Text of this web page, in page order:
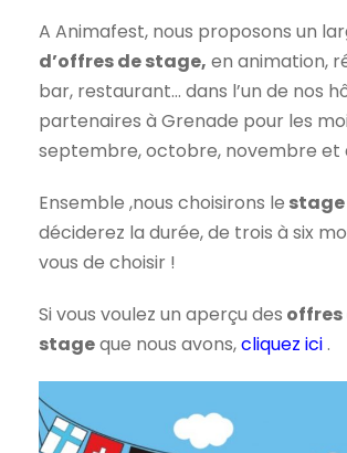
A Animafest, nous proposons un
d’offres de stage, en animation,
bar, restaurant… dans l’un de nos
partenaires à Grenade pour les
septembre, octobre, novembre et
Ensemble ,nous choisirons le stage
déciderez la durée, de trois à six
vous de choisir !
Si vous voulez un aperçu des offres
stageque nous avons,cliquez ici.